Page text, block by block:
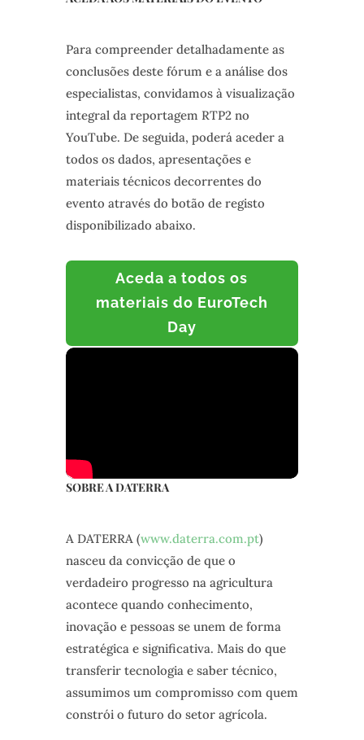
Para compreender detalhadamente as
conclusões deste fórum e a análise dos
especialistas, convidamos à visualização
integral da reportagem RTP2 no
YouTube. De seguida, poderá aceder a
todos os dados, apresentações e
materiais técnicos decorrentes do
evento através do botão de registo
disponibilizado abaixo.
Aceda a todos os
materiais do EuroTech
Day
SOBRE A DATERRA
A DATERRA (www.daterra.com.pt)
nasceu da convicção de que o
verdadeiro progresso na agricultura
acontece quando conhecimento,
inovação e pessoas se unem de forma
estratégica e significativa. Mais do que
transferir tecnologia e saber técnico,
assumimos um compromisso com quem
constrói o futuro do setor agrícola.